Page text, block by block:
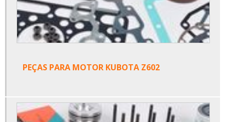
PEÇAS PARA MOTOR KUBOTA Z602